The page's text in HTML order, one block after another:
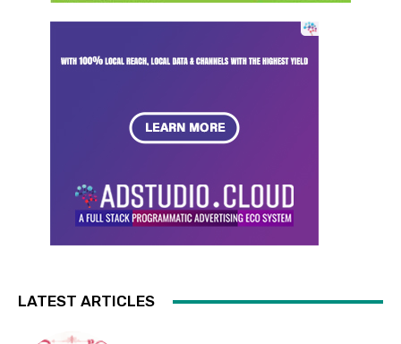
LATEST ARTICLES